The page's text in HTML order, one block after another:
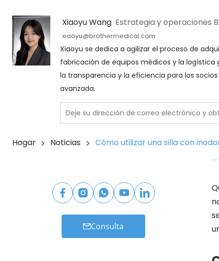
Xiaoyu Wang Estrategia y operaciones
xiaoyu@brothermedical.com
Xiaoyu se dedica a agilizar el proceso de
fabricación de equipos médicos y la logística
la transparencia y la eficiencia para los
avanzada.
Hogar Noticias Cómo utilizar una silla con
Consulta